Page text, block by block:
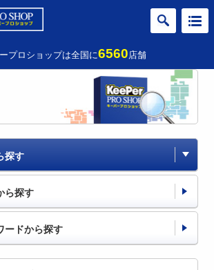
プロショップは全国に6560店舗
探す
ら探す
ードから探す